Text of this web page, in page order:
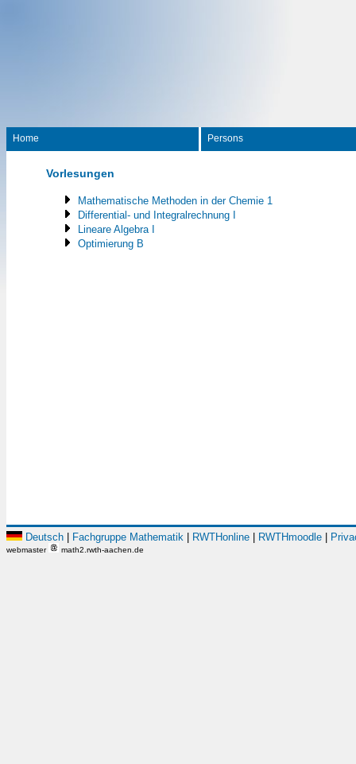
Home Persons
Vorlesungen
Mathematische Methoden in der Chemie 1
Differential- und Integralrechnung I
Lineare Algebra I
Optimierung B
Deutsch Fachgruppe Mathematik RWTHonline RWTHmoodle
webmaster math2.rwth-aachen.de